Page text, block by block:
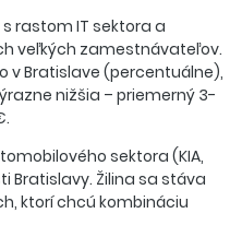
rastom IT sektora a
veľkých zamestnávateľov.
v Bratislave (percentuálne),
nižšia – priemerný 3-
sektora (KIA,
Bratislavy. Žilina sa stáva
ktorí chcú kombináciu